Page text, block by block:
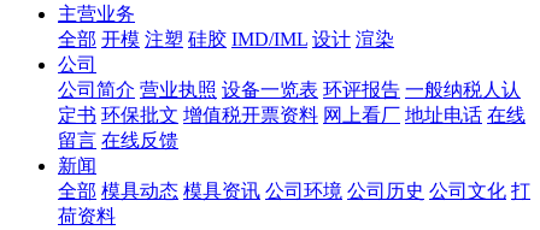
主营业务
全部 开模 注塑 硅胶 IMD/IML 设计 渲染
公司
公司简介 营业执照 设备一览表 环评报告 一般纳税人认
定书 环保批文 增值税开票资料 网上看厂 地址电话 在线
留言 在线反馈
新闻
全部 模具动态 模具资讯 公司环境 公司历史 公司文化 打
荷资料